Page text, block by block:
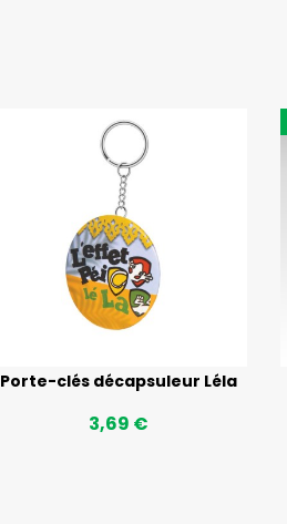
Porte-clés décapsuleur Léla
3,69 €